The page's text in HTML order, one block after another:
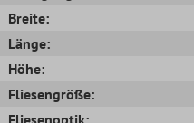
Breite:
Länge:
Höhe:
Fliesengröße:
Fliesenoptik: